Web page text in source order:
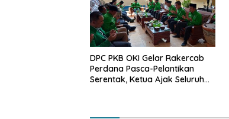
DPC PKB OKI Gelar Rakercab
Perdana Pasca-Pelantikan
Serentak, Ketua Ajak Seluruh